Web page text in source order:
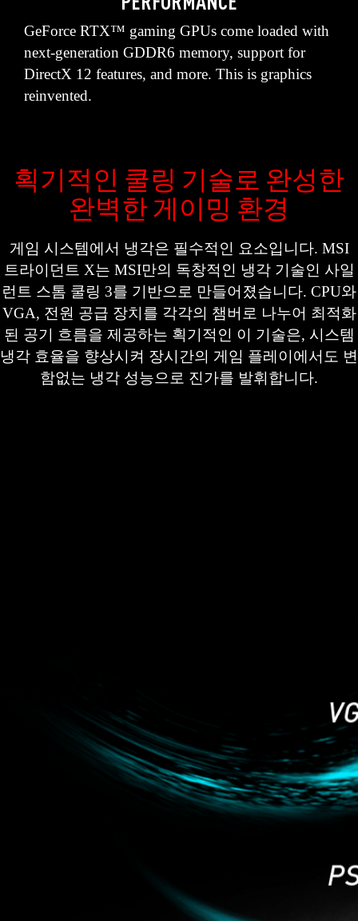
GeForce RTX™ gaming GPUs come loaded with
next-generation GDDR6 memory, support for
DirectX 12 features, and more. This is graphics
reinvented.
획기적인 쿨링 기술로 완성한
완벽한 게이밍 환경
게임 시스템에서 냉각은 필수적인 요소입니다. MSI
트라이던트 X는 MSI만의 독창적인 냉각 기술인 사일
런트 스톰 쿨링 3를 기반으로 만들어졌습니다. CPU와
VGA, 전원 공급 장치를 각각의 챔버로 나누어 최적화
된 공기 흐름을 제공하는 획기적인 이 기술은, 시스템
냉각 효율을 향상시켜 장시간의 게임 플레이에서도 변
함없는 냉각 성능으로 진가를 발휘합니다.